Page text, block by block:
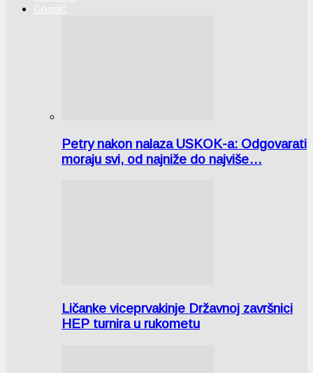
Gospić
Petry nakon nalaza USKOK-a: Odgovarati
moraju svi, od najniže do najviše…
Ličanke viceprvakinje Državnoj završnici
HEP turnira u rukometu